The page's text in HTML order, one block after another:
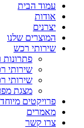
עמוד הבית
אודות
יצרנים
המוצרים שלנו
שירותי רכש
שירותי
שירותי
מצגת
פרויקטים
מאמרים
צרו קשר